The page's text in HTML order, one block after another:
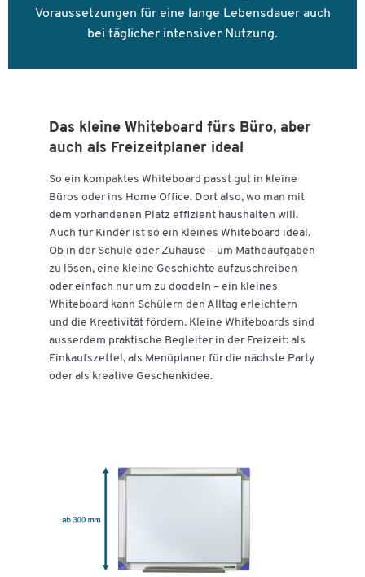
Voraussetzungen für eine lange Lebensdauer auch
bei täglicher intensiver Nutzung.
Das kleine Whiteboard fürs Büro, aber
auch als Freizeitplaner ideal
So ein kompaktes Whiteboard passt gut in kleine
Büros oder ins Home Office. Dort also, wo man mit
dem vorhandenen Platz effizient haushalten will.
Auch für Kinder ist so ein kleines Whiteboard ideal.
Ob in der Schule oder Zuhause – um Matheaufgaben
zu lösen, eine kleine Geschichte aufzuschreiben
oder einfach nur um zu doodeln – ein kleines
Whiteboard kann Schülern den Alltag erleichtern
und die Kreativität fördern. Kleine Whiteboards sind
ausserdem praktische Begleiter in der Freizeit: als
Einkaufszettel, als Menüplaner für die nächste Party
oder als kreative Geschenkidee.